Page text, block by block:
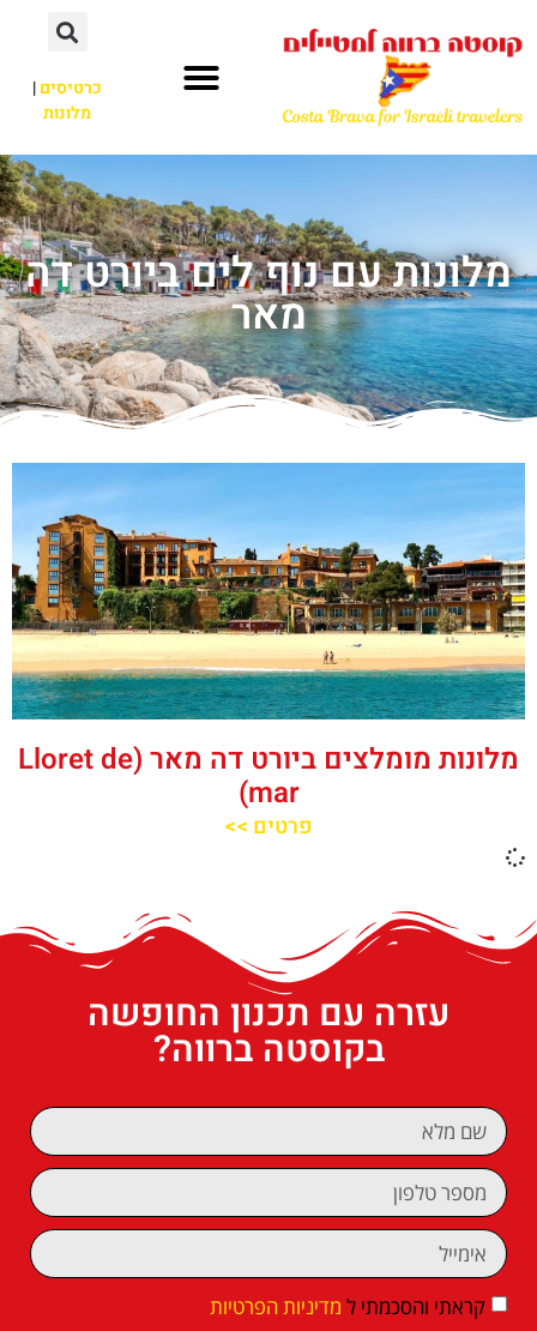
כרטיסים|
מלונות
מלונות עם נוף לים ביורט דה
מאר
מלונות מומלצים ביורט דה מאר (Lloret de
mar)
פרטים >>
עזרה עם תכנון החופשה
בקוסטה ברווה?
קראתי והסכמתי ל מדיניות הפרטיות